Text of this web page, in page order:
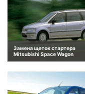
Замена щеток стартера
Mitsubishi Space Wagon